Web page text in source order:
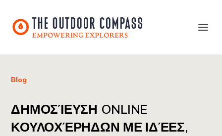
Blog
ΔΗΜΟΣΊΕΥΣΗ ONLINE
ΚΟΥΛΟΧΈΡΗΔΩΝ ΜΕ ΙΔΈΕΣ,